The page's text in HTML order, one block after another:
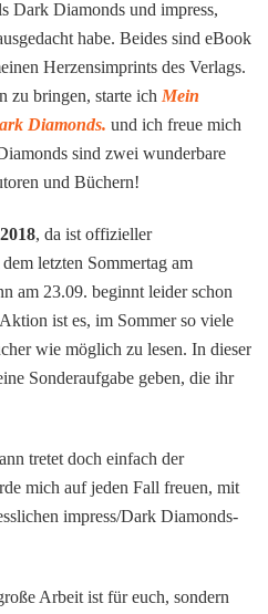
Dark Diamonds und impress,
habe. Beides sind eBook
Herzensimprints des Verlags.
zu bringen, starte ich Mein
Diamonds. und ich freue mich
sind zwei wunderbare
und Büchern!
, da ist offizieller
letzten Sommertag am
am 23.09. beginnt leider schon
ist es, im Sommer so viele
wie möglich zu lesen. In dieser
Sonderaufgabe geben, die ihr
tretet doch einfach der
mich auf jeden Fall freuen, mit
impress/Dark Diamonds-
Arbeit ist für euch, sondern